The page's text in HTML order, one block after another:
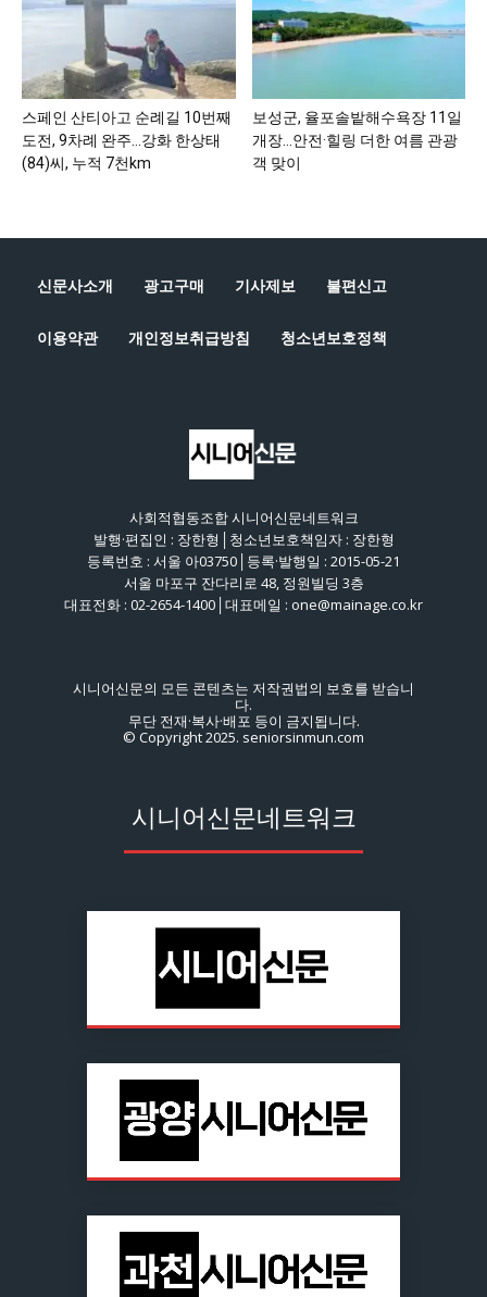
스페인 산티아고 순례길 10번째
도전, 9차례 완주…강화 한상태
(84)씨, 누적 7천km
보성군, 율포솔밭해수욕장 11일
개장…안전·힐링 더한 여름 관광
객 맞이
신문사소개 광고구매 기사제보 불편신고
이용약관 개인정보취급방침 청소년보호정책
사회적협동조합 시니어신문네트워크
발행·편집인 : 장한형│청소년보호책임자 : 장한형
등록번호 : 서울 아03750│등록·발행일 : 2015-05-21
서울 마포구 잔다리로 48, 정원빌딩 3층
대표전화 : 02-2654-1400│대표메일 : one@mainage.co.kr
시니어신문의 모든 콘텐츠는 저작권법의 보호를 받습니
다.
무단 전재·복사·배포 등이 금지됩니다.
© Copyright 2025. seniorsinmun.com
시니어신문네트워크